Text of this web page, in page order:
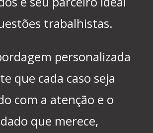
trabalhistas.
personalizada
que cada caso seja
com a atenção e o
que merece,